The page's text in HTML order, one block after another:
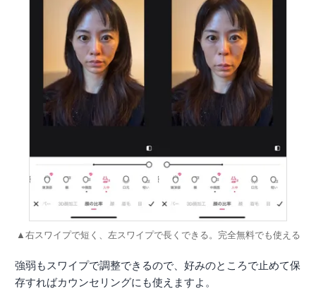
▲右スワイプで短く、左スワイプで長くできる。完全無料でも使える
強弱もスワイプで調整できるので、好みのところで止めて保
存すればカウンセリングにも使えますよ。